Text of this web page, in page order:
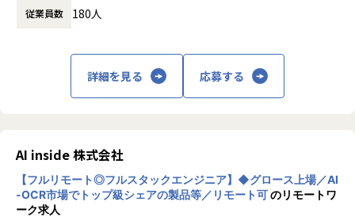
開発責任者は、これまでシステム開発会社で保険業界向けの
保険業界に関する知見やノウハウは社内でも蓄積されている
状況ですので、業界知見はなくとも問題ございません。
【業務の変更の範囲】
の中核を担う存在へ成長いただける環境です。
・クラウドアーキテクチャ設計（Azure案件が中心）
・ネットワーク／セキュリティ設計
・IAM設計およびガバナンス設計
・CI/CD環境設計
・運用設計および改善提案
・コスト最適化・パフォーマンス改善
・IaC導入および標準化推進（今後強化予定）
時間外労働の有無： 有（月平均20時間）
従業員数 180人
詳細を見る 応募する
AI inside 株式会社
【フルリモート◎フルスタックエンジニア】◆グロース上場／AI
-OCR市場でトップ級シェアの製品等／リモート可のリモートワ
ーク求人